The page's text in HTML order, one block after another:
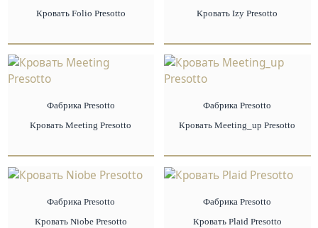
Кровать Folio Presotto
Кровать Izy Presotto
Фабрика Presotto
Кровать Meeting Presotto
Фабрика Presotto
Кровать Meeting_up Presotto
Фабрика Presotto
Кровать Niobe Presotto
Фабрика Presotto
Кровать Plaid Presotto